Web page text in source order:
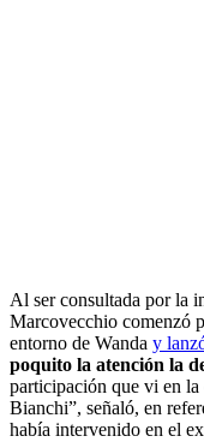
Al ser consultada por la
Marcovecchio comenzó
entorno de Wanda y
poquito la atención la
participación que vi en la
Bianchi”, señaló, en
había intervenido en el